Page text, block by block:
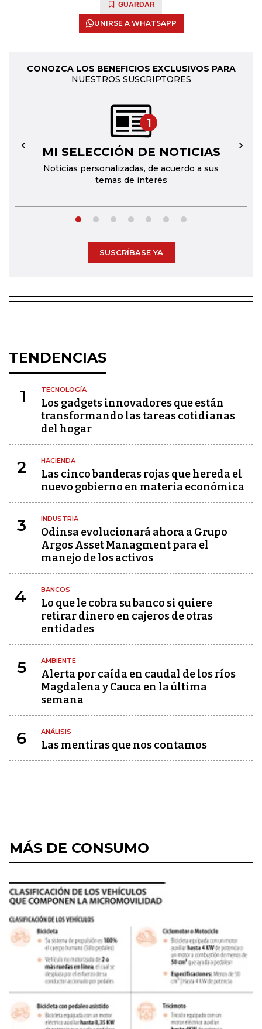
GUARDAR
UNIRSE A WHATSAPP
CONOZCA LOS BENEFICIOS EXCLUSIVOS PARA
NUESTROS SUSCRIPTORES
1
MI SELECCIÓN DE NOTICIAS
Noticias personalizadas, de acuerdo a sus
temas de interés
← →
SUSCRÍBASE YA
TENDENCIAS
1 TECNOLOGÍA
Los gadgets innovadores que están
transformando las tareas cotidianas
del hogar
2 HACIENDA
Las cinco banderas rojas que hereda el
nuevo gobierno en materia económica
3 INDUSTRIA
Odinsa evolucionará ahora a Grupo
Argos Asset Managment para el
manejo de los activos
4 BANCOS
Lo que le cobra su banco si quiere
retirar dinero en cajeros de otras
entidades
5 AMBIENTE
Alerta por caída en caudal de los ríos
Magdalena y Cauca en la última
semana
6 ANÁLISIS
Las mentiras que nos contamos
MÁS DE CONSUMO